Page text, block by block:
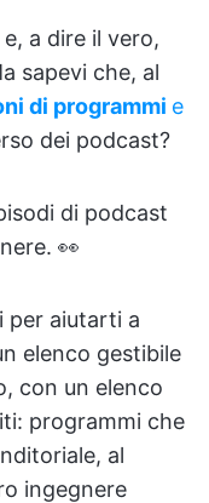
a dire il vero,
sapevi che, al
di programmi e
dei podcast?
di podcast
👀
per aiutarti a
elenco gestibile
con un elenco
programmi che
al
ingegnere